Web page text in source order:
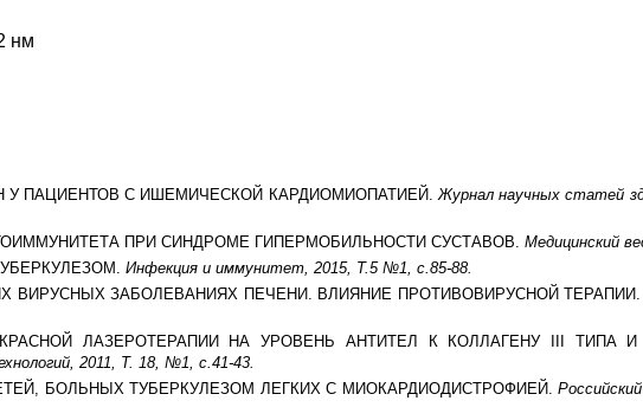
нм
У ПАЦИЕНТОВ С ИШЕМИЧЕСКОЙ КАРДИОМИОПАТИЕЙ.
Журнал научных статей
ПРИ СИНДРОМЕ ГИПЕРМОБИЛЬНОСТИ СУСТАВОВ. Медицинский
Инфекция и иммунитет, 2015, Т.5 №1, с.85-88.
ВИРУСНЫХ ЗАБОЛЕВАНИЯХ ПЕЧЕНИ. ВЛИЯНИЕ ПРОТИВОВИРУСНОЙ ТЕРАПИИ.
ЛАЗЕРОТЕРАПИИ НА УРОВЕНЬ АНТИТЕЛ К КОЛЛАГЕНУ III ТИПА
2011, Т. 18, №1, с.41-43.
БОЛЬНЫХ ТУБЕРКУЛЕЗОМ ЛЕГКИХ С МИОКАРДИОДИСТРОФИЕЙ.